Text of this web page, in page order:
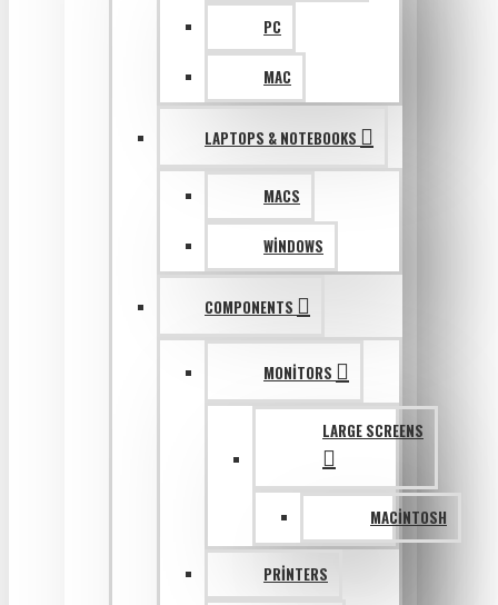
PC
MAC
LAPTOPS & NOTEBOOKS
MACS
WINDOWS
COMPONENTS
MONITORS
LARGE SCREENS
MACINTOSH
PRINTERS